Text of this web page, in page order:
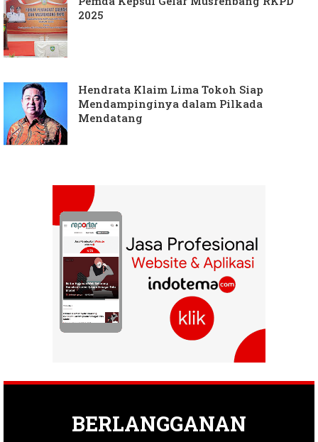
2025
Hendrata Klaim Lima Tokoh Siap
Mendampinginya dalam Pilkada
Mendatang
BERLANGGANAN